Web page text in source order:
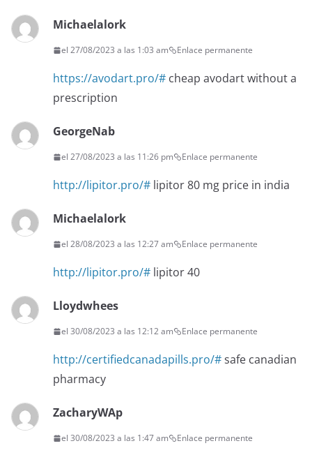
Michaelalork
el 27/08/2023 a las 1:03 am Enlace permanente
https://avodart.pro/# cheap avodart without a
prescription
GeorgeNab
el 27/08/2023 a las 11:26 pm Enlace permanente
http://lipitor.pro/# lipitor 80 mg price in india
Michaelalork
el 28/08/2023 a las 12:27 am Enlace permanente
http://lipitor.pro/# lipitor 40
Lloydwhees
el 30/08/2023 a las 12:12 am Enlace permanente
http://certifiedcanadapills.pro/#safe canadian
pharmacy
ZacharyWAp
el 30/08/2023 a las 1:47 am Enlace permanente